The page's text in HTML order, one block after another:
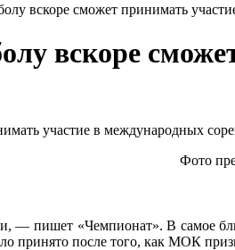
вскоре сможет принимать
вскоре
Фото
— пишет «Чемпионат». В самое
после того, как МОК